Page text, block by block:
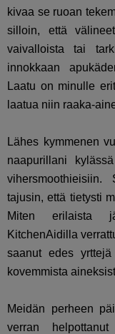
kivaa se ruoan
silloin, että
vaivalloista tai
innokkaan
Laatu on minulle
laatua niin raaka-
Lähes kymmenen
naapurillani
tajusin, että tietysti
Miten erilaista
KitchenAidilla
saanut edes
kovemmista
Meidän perheen
verran